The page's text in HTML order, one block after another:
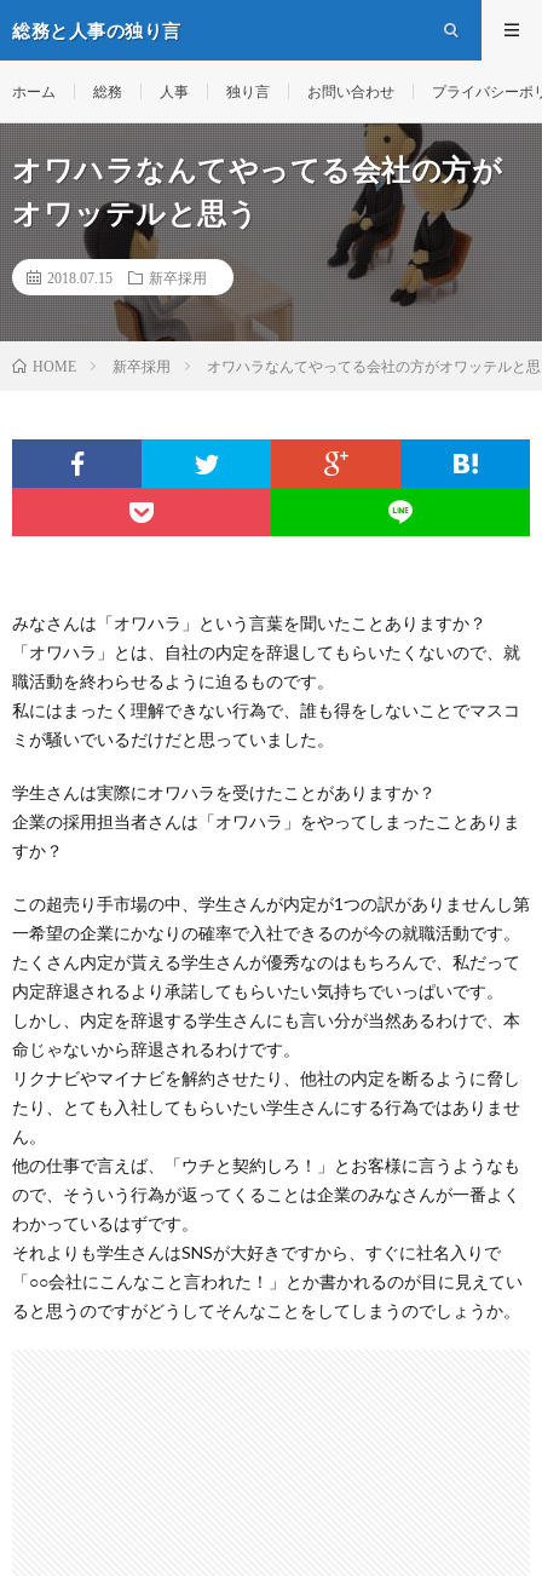
総務と人事の独り言
ホーム 総務 人事 独り言 お問い合わせ プライバシーポ
オワハラなんてやってる会社の方が
オワッテルと思う
2018.07.15 新卒採用
HOME 新卒採用 オワハラなんてやってる会社の方がオワッテルと
みなさんは「オワハラ」という言葉を聞いたことありますか？
「オワハラ」とは、自社の内定を辞退してもらいたくないので、就
職活動を終わらせるように迫るものです。
私にはまったく理解できない行為で、誰も得をしないことでマスコ
ミが騒いでいるだけだと思っていました。
学生さんは実際にオワハラを受けたことがありますか？
企業の採用担当者さんは「オワハラ」をやってしまったことありま
すか？
この超売り手市場の中、学生さんが内定が1つの訳がありませんし第
一希望の企業にかなりの確率で入社できるのが今の就職活動です。
たくさん内定が貰える学生さんが優秀なのはもちろんで、私だって
内定辞退されるより承諾してもらいたい気持ちでいっぱいです。
しかし、内定を辞退する学生さんにも言い分が当然あるわけで、本
命じゃないから辞退されるわけです。
リクナビやマイナビを解約させたり、他社の内定を断るように脅し
たり、とても入社してもらいたい学生さんにする行為ではありませ
ん。
他の仕事で言えば、「ウチと契約しろ！」とお客様に言うようなも
ので、そういう行為が返ってくることは企業のみなさんが一番よく
わかっているはずです。
それよりも学生さんはSNSが大好きですから、すぐに社名入りで
「○○会社にこんなこと言われた！」とか書かれるのが目に見えてい
ると思うのですがどうしてそんなことをしてしまうのでしょうか。